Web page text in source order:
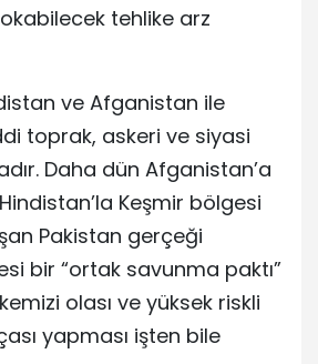
tehlike arz
ve Afganistan ile
toprak, askeri ve siyasi
Daha dün Afganistan’a
Keşmir bölgesi
Pakistan gerçeği
bir “ortak savunma paktı”
olası ve yüksek riskli
yapması işten bile